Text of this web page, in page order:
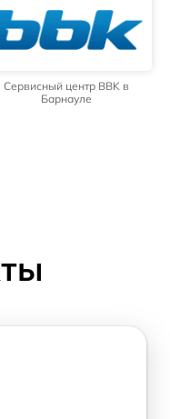
Сервисный центр BBK в
Барнауле